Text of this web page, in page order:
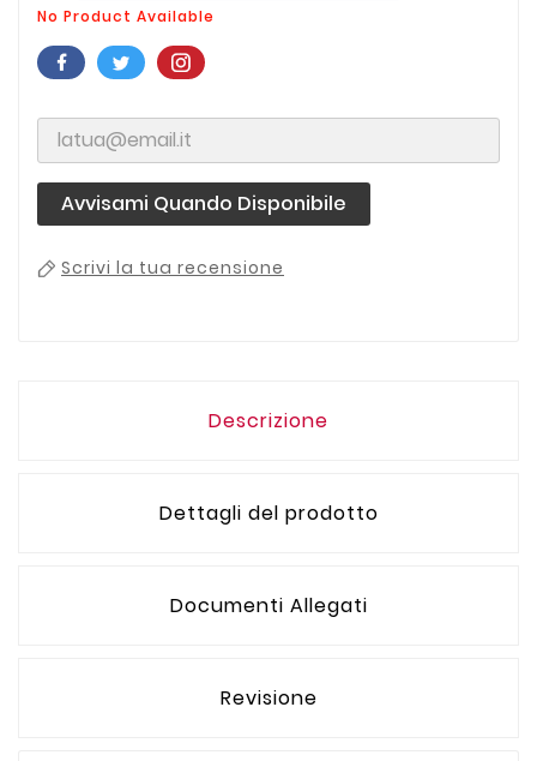
No Product Available
Avvisami Quando Disponibile
Scrivi la tua recensione
Descrizione
Dettagli del prodotto
Documenti Allegati
Revisione